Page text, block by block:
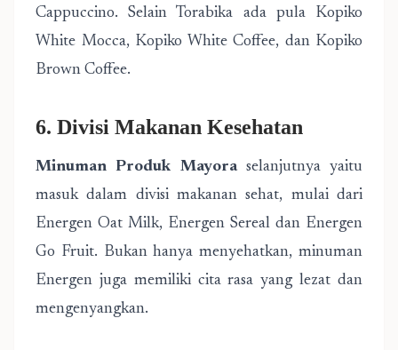
Cappuccino. Selain Torabika ada pula Kopiko
White Mocca, Kopiko White Coffee, dan Kopiko
Brown Coffee.
6. Divisi Makanan Kesehatan
Minuman Produk Mayoraselanjutnya yaitu
masuk dalam divisi makanan sehat, mulai dari
Energen Oat Milk, Energen Sereal dan Energen
Go Fruit. Bukan hanya menyehatkan, minuman
Energen juga memiliki cita rasa yang lezat dan
mengenyangkan.